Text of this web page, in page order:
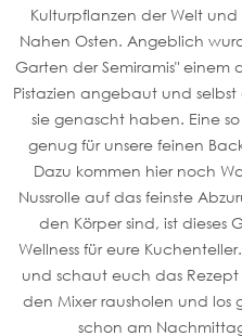
Kulturpflanzen der Welt
Nahen Osten. Angeblich
Garten der Semiramis" einem
Pistazien angebaut und
sie genascht haben. Eine
genug für unsere feinen
Dazu kommen hier noch
Nussrolle auf das feinste
den Körper sind, ist dieses
Wellness für eure
und schaut euch das
den Mixer rausholen und los
schon am